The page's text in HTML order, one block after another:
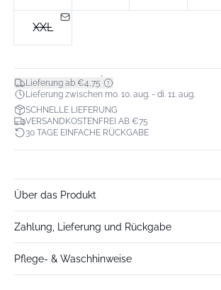
XXL
Lieferung ab €4,75*
Lieferung zwischen mo. 10. aug. - di. 11. aug.
SCHNELLE LIEFERUNG
VERSANDKOSTENFREI AB €75
30 TAGE EINFACHE RÜCKGABE
Über das Produkt
Zahlung, Lieferung und Rückgabe
Pflege- & Waschhinweise